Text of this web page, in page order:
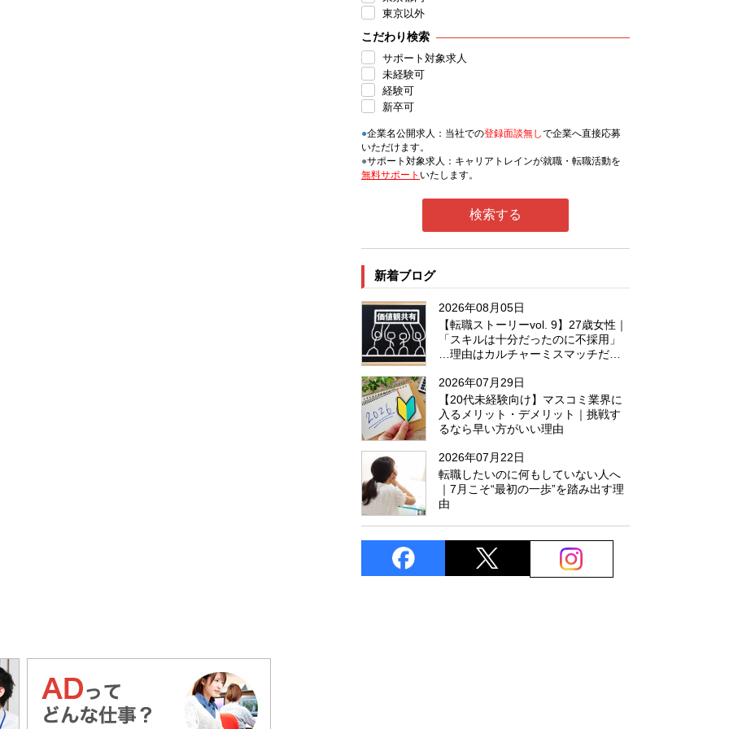
東京以外
こだわり検索
サポート対象求人
未経験可
経験可
新卒可
●企業名公開求人：当社での登録面談無しで企業へ直接応募
いただけます。
●サポート対象求人：キャリアトレインが就職・転職活動を
無料サポート いたします。
新着ブログ
2026年08月05日
【転職ストーリーvol. 9】27歳女性｜
「スキルは十分だったのに不採用」
…理由はカルチャーミスマッチだっ
2026年07月29日
【20代未経験向け】マスコミ業界に
入るメリット・デメリット｜挑戦す
るなら早い方がいい理由
2026年07月22日
転職したいのに何もしていない人へ
｜7月こそ“最初の一歩”を踏み出す理
由